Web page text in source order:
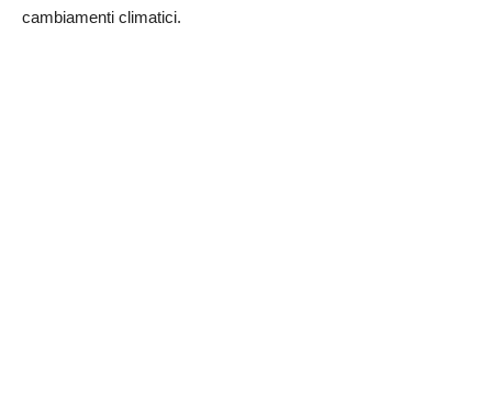
cambiamenti climatici.